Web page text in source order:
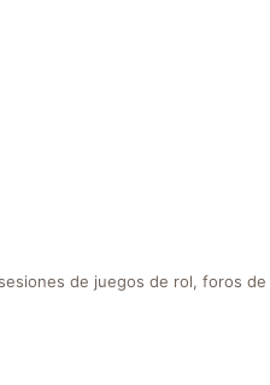
de juegos de rol, foros de